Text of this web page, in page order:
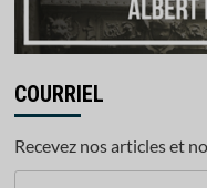
COURRIEL
Recevez nos articles et